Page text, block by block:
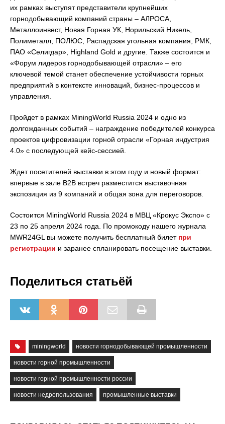
их рамках выступят представители крупнейших
горнодобывающий компаний страны – АЛРОСА,
Металлоинвест, Новая Горная УК, Норильский Никель,
Полиметалл, ПОЛЮС, Распадская угольная компания, РМК,
ПАО «Селигдар», Highland Gold и другие. Также состоится и
«Форум лидеров горнодобывающей отрасли» – его
ключевой темой станет обеспечение устойчивости горных
предприятий в контексте инноваций, бизнес-процессов и
управления.
Пройдет в рамках MiningWorld Russia 2024 и одно из
долгожданных событий – награждение победителей конкурса
проектов цифровизации горной отрасли «Горная индустрия
4.0» с последующей кейс-сессией.
Ждет посетителей выставки в этом году и новый формат:
впервые в зале B2B встреч разместится выставочная
экспозиция из 9 компаний и общая зона для переговоров.
Состоится MiningWorld Russia 2024 в МВЦ «Крокус Экспо» с
23 по 25 апреля 2024 года. По промокоду нашего журнала
MWR24GL вы можете получить бесплатный билет при
регистрации и заранее спланировать посещение выставки.
Поделиться статьёй
miningworld новости горнодобывающей промышленности
новости горной промышленности
новости горной промышленности россии
новости недропользования промышленные выставки